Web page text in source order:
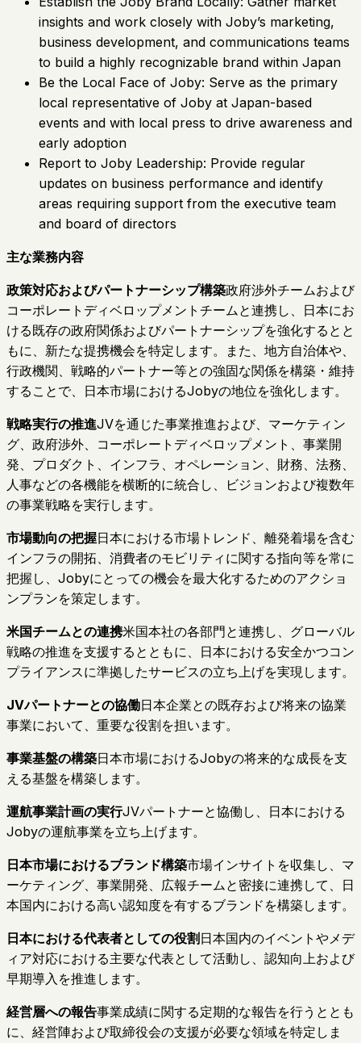
insights and work closely with Joby’s marketing,
business development, and communications teams
to build a highly recognizable brand within Japan
Be the Local Face of Joby: Serve as the primary
local representative of Joby at Japan-based
events and with local press to drive awareness and
early adoption
Report to Joby Leadership: Provide regular
updates on business performance and identify
areas requiring support from the executive team
and board of directors
主な業務内容
政策対応およびパートナーシップ構築政府渉外チームおよび
コーポレートディベロップメントチームと連携し、日本にお
ける既存の政府関係およびパートナーシップを強化するとと
もに、新たな提携機会を特定します。また、地方自治体や、
行政機関、戦略的パートナー等との強固な関係を構築・維持
することで、日本市場におけるJobyの地位を強化します。
戦略実行の推進JVを通じた事業推進および、マーケティン
グ、政府渉外、コーポレートディベロップメント、事業開
発、プロダクト、インフラ、オペレーション、財務、法務、
人事などの各機能を横断的に統合し、ビジョンおよび複数年
の事業戦略を実行します。
市場動向の把握日本における市場トレンド、離発着場を含む
インフラの開拓、消費者のモビリティに関する指向等を常に
把握し、Jobyにとっての機会を最大化するためのアクショ
ンプランを策定します。
米国チームとの連携米国本社の各部門と連携し、グローバル
戦略の推進を支援するとともに、日本における安全かつコン
プライアンスに準拠したサービスの立ち上げを実現します。
JVパートナーとの協働日本企業との既存および将来の協業
事業において、重要な役割を担います。
事業基盤の構築日本市場におけるJobyの将来的な成長を支
える基盤を構築します。
運航事業計画の実行JVパートナーと協働し、日本における
Jobyの運航事業を立ち上げます。
日本市場におけるブランド構築市場インサイトを収集し、マ
ーケティング、事業開発、広報チームと密接に連携して、日
本国内における高い認知度を有するブランドを構築します。
日本における代表者としての役割 日本国内のイベントやメデ
ィア対応における主要な代表として活動し、認知向上および
早期導入を推進します。
経営層への報告事業成績に関する定期的な報告を行うととも
に、経営陣および取締役会の支援が必要な領域を特定しま